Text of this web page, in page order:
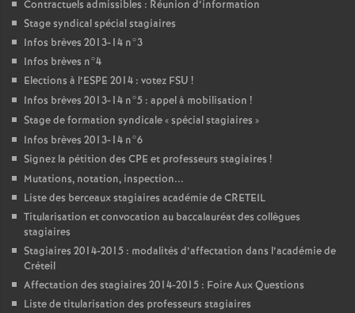
Contractuels admissibles : Réunion d’information
Stage syndical spécial stagiaires
Infos brèves 2013-14 n°3
Infos brèves n°4
Elections à l’ESPE 2014 : votez FSU !
Infos brèves 2013-14 n°5 : appel à mobilisation !
Stage de formation syndicale «spécial stagiaires »
Infos brèves 2013-14 n°6
Signez la pétition des CPE et professeurs stagiaires !
Mutations, notation, inspection...
Liste des berceaux stagiaires académie deCRETEIL
Titularisation et convocation au baccalauréat des collègues
stagiaires
Stagiaires 2014-2015 : modalités d’affectation dans l’académie de
Créteil
Affectation des stagiaires 2014-2015 : Foire Aux Questions
Liste de titularisation des professeurs stagiaires